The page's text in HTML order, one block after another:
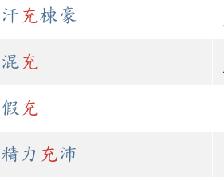
汗 充棟豪
混 充
假 充
精力 充 沛